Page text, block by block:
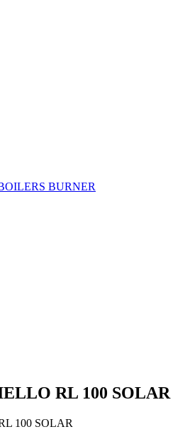
RL 100 SOLAR
100 SOLAR